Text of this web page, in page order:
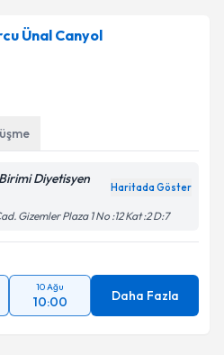
Ünal Canyol
Diyetisyen
Haritada Göster
Gizemler Plaza 1 No :12 Kat :2 D:7
10 Ağu
10:00 Daha Fazla